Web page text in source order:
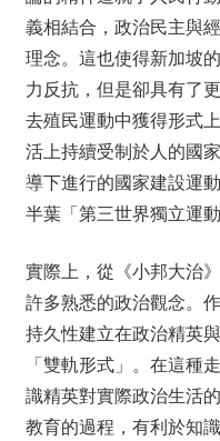
義相結合，政治民主與
理念。這也使得新加坡
力反抗，但是卻具有了
去殖民運動中獲得形式
活上持續受制於人的國
導下進行的國家建設運
半葉「第三世界獨立運
實際上，從《小邦大治
許多熟悉的政治觀念。
持久性建立在政治精英
「雙軌形式」。在這種
識精英對實際政治生活
教育的過程，有利於知